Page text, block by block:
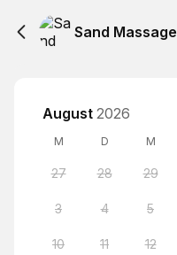
Sand Massage
August 2026
M D M
27 28 29
3 4 5
10 11 12